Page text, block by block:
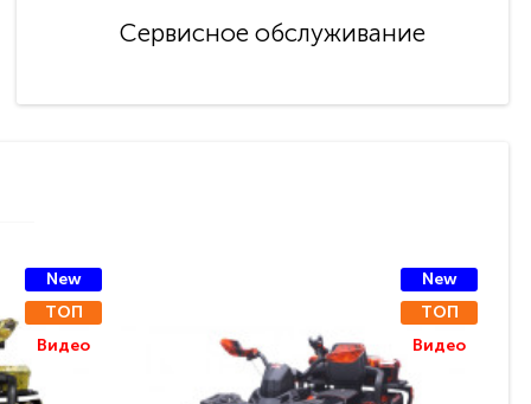
Сервисное обслуживание
New
ТОП
Видео
New
ТОП
Видео